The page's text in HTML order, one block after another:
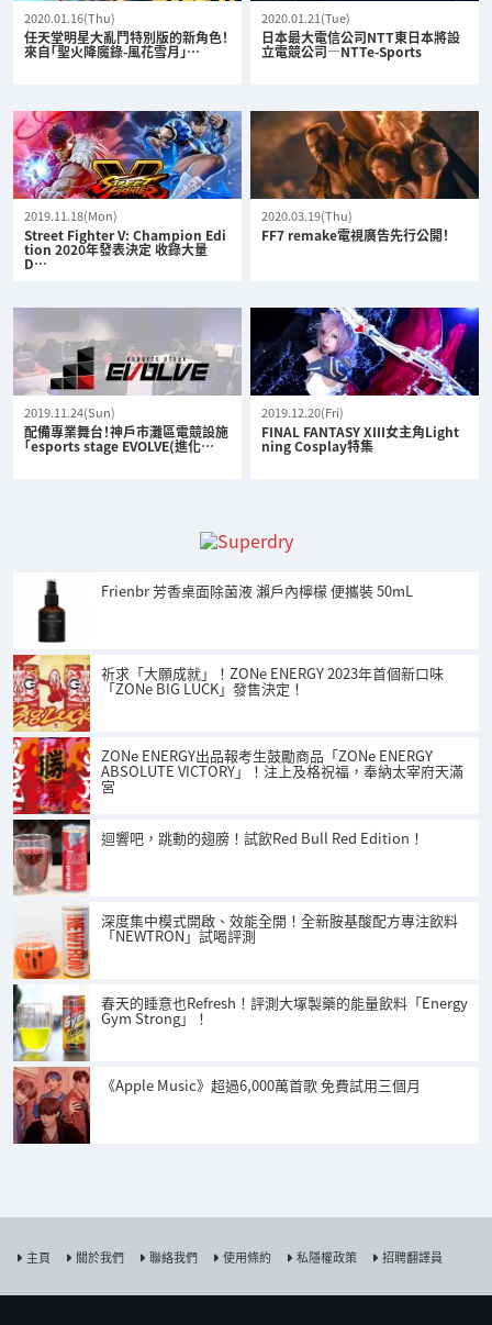
2020.01.16(Thu)
任天堂明星大亂鬥特別版的新角色！
來自「聖火降魔錄-風花雪月」…
2020.01.21(Tue)
日本最大電信公司NTT東日本將設
立電競公司—NTTe-Sports
2019.11.18(Mon)
Street Fighter V: Champion Edi
tion 2020年發表決定 收錄大量
D…
2020.03.19(Thu)
FF7 remake電視廣告先行公開！
2019.11.24(Sun)
配備專業舞台！神戶市灘區電競設施
「esports stage EVOLVE(進化…
2019.12.20(Fri)
FINAL FANTASY XIII女主角Light
ning Cosplay特集
Frienbr 芳香桌面除菌液 瀨戶內檸檬 便攜裝 50mL
祈求「大願成就」！ZONe ENERGY 2023年首個新口味
「ZONe BIG LUCK」發售決定！
ZONe ENERGY出品報考生鼓勵商品「ZONe ENERGY
ABSOLUTE VICTORY」！注上及格祝福，奉納太宰府天滿
宮
迴響吧，跳動的翅膀！試飲Red Bull Red Edition！
深度集中模式開啟、效能全開！全新胺基酸配方專注飲料
「NEWTRON」試喝評測
春天的睡意也Refresh！評測大塚製藥的能量飲料「Energy
Gym Strong」！
《Apple Music》超過6,000萬首歌 免費試用三個月
主頁 關於我們 聯絡我們 使用條約 私隱權政策 招聘翻譯員